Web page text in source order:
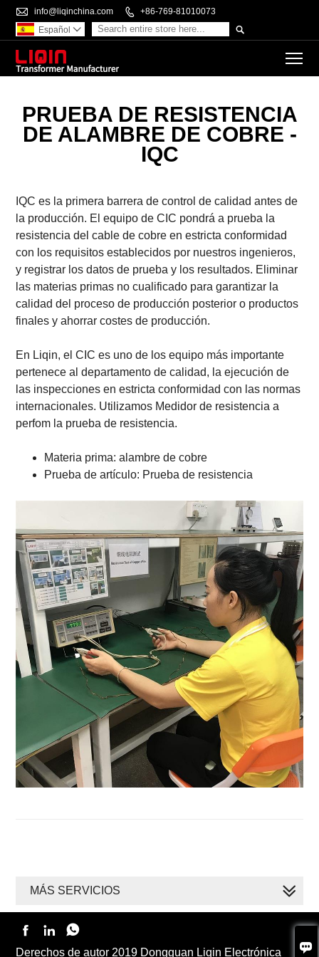

 info@liqinchina.com  +86-769-81010073

Español 
PRUEBA DE RESISTENCIA
DE ALAMBRE DE COBRE -
IQC
IQC es la primera barrera de control de calidad antes de
la producción. El equipo de CIC pondrá a prueba la
resistencia del cable de cobre en estricta conformidad
con los requisitos establecidos por nuestros ingenieros,
y registrar los datos de prueba y los resultados. Eliminar
las materias primas no cualificado para garantizar la
calidad del proceso de producción posterior o productos
finales y ahorrar costes de producción.
En Liqin, el CIC es uno de los equipo más importante
pertenece al departamento de calidad, la ejecución de
las inspecciones en estricta conformidad con las normas
internacionales. Utilizamos Medidor de resistencia a
perfom la prueba de resistencia.
Materia prima: alambre de cobre
Prueba de artículo: Prueba de resistencia
MÁS SERVICIOS
  
Derechos de autor 2019 Dongguan Liqin Electrónica